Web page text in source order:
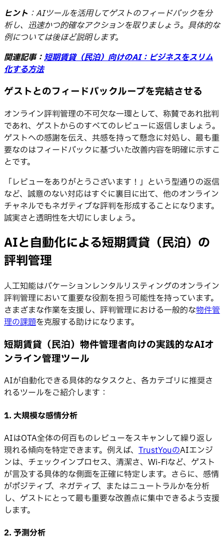
ヒント ：AIツールを活用してゲストのフィードバックを分
析し、迅速かつ的確なアクションを取りましょう。具体的な
例については後ほど説明します。
関連記事：短期賃貸（民泊）向けのAI：ビジネスをスリム
化する方法
ゲストとのフィードバックループを完結させる
オンライン評判管理の不可欠な一環として、称賛であれ批判
であれ、ゲストからのすべてのレビューに返信しましょう。
ゲストへの感謝を伝え、共感を持って懸念に対処し、最も重
要なのはフィードバックに基づいた改善内容を明確に示すこ
とです。
「レビューをありがとうございます！」という型通りの返信
など、誠意のない対応はすぐに裏目に出て、他のオンライン
チャネルでもネガティブな評判を形成することになります。
誠実さと透明性を大切にしましょう。
AIと自動化による短期賃貸（民泊）の
評判管理
人工知能はバケーションレンタルリスティングのオンライン
評判管理において重要な役割を担う可能性を持っています。
さまざまな作業を支援し、評判管理における一般的な物件管
理の課題を克服する助けになります。
短期賃貸（民泊）物件管理者向けの実践的なAIオ
ンライン管理ツール
AIが自動化できる具体的なタスクと、各カテゴリに推奨さ
れるツールをご紹介します：
1. 大規模な感情分析
AIはOTA全体の何百ものレビューをスキャンして繰り返し
現れる傾向を特定できます。例えば、 TrustYouのAIエンジ
ンは、チェックインプロセス、清潔さ、Wi-Fiなど、ゲスト
が言及する具体的な側面を正確に特定します。さらに、感情
がポジティブ、ネガティブ、またはニュートラルかを分析
し、ゲストにとって最も重要な改善点に集中できるよう支援
します。
2. 予測分析